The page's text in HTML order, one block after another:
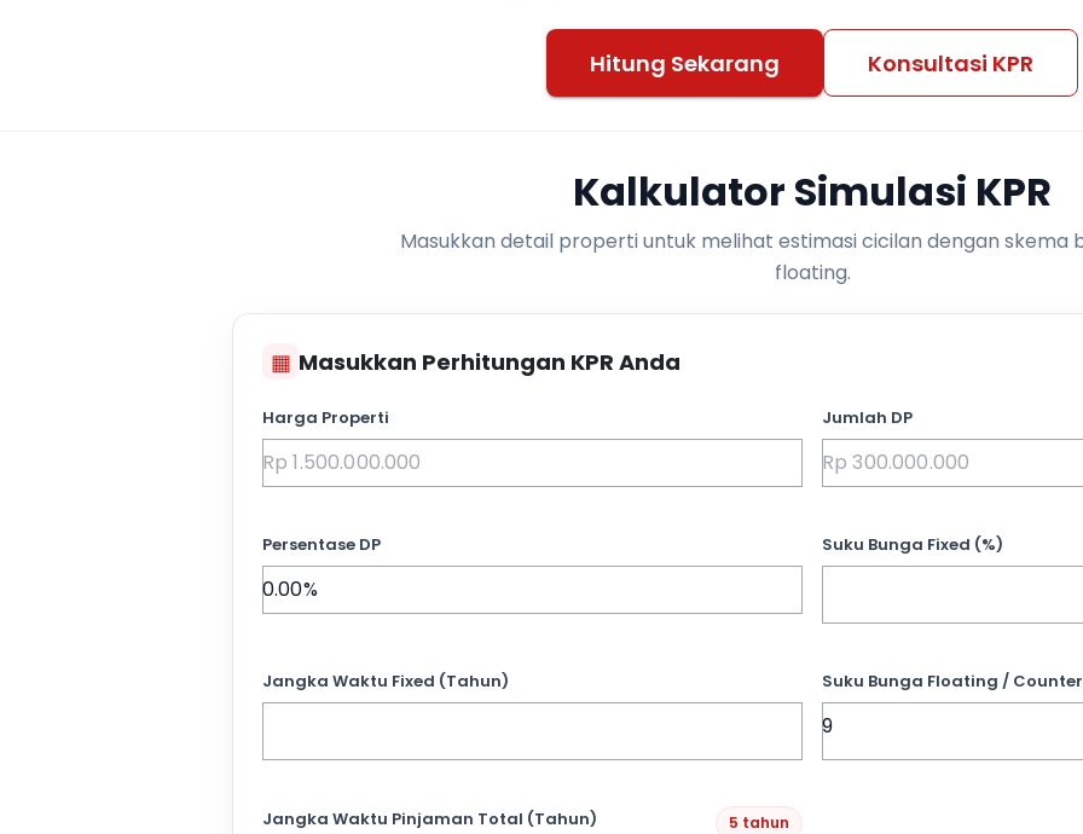
Hitung Sekarang Konsultasi KPR
Kalkulator Simulasi KPR
Masukkan detail properti untuk melihat estimasi cicilan dengan skema
floating.
▦ Masukkan Perhitungan KPR Anda
Harga Properti Jumlah DP
Persentase DP Suku Bunga Fixed (%)
Jangka Waktu Fixed (Tahun) Suku Bunga Floating /
Jangka Waktu Pinjaman Total (Tahun) 5 tahun